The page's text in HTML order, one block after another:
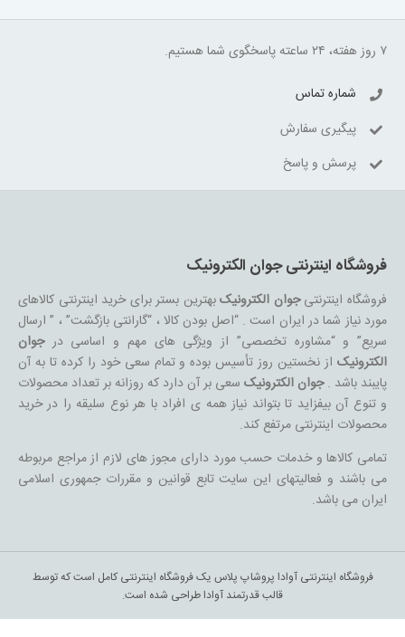
۷ روز هفته، ۲۴ ساعته پاسخگوی شما هستیم.
شماره تماس
پیگیری سفارش
پرسش و پاسخ
فروشگاه اینترنتی جوان الکترونیک
فروشگاه اینترنتیجوان الکترونیکبهترین بستر برای خرید اینترنتی کالاهای
مورد نیاز شما در ایران است . “اصل بودن کالا ، “گارانتی بازگشت” ، ” ارسال
سریع” و “مشاوره تخصصی” از ویژگی های مهم و اساسی درجوان
الکترونیکاز نخستین روز تأسیس بوده و تمام سعی خود را کرده تا به آن
پایبند باشد .جوان الکترونیکسعی بر آن دارد که روزانه بر تعداد محصولات
و تنوع آن بیفزاید تا بتواند نیاز همه ی افراد با هر نوع سلیقه را در خرید
محصولات اینترنتی مرتفع کند.
تمامی کالاها و خدمات حسب مورد دارای مجوز های لازم از مراجع مربوطه
می باشند و فعالیتهای این سایت تابع قوانین و مقررات جمهوری اسلامی
ایران می باشد.
فروشگاه اینترنتی آوادا پروشاپ پلاس یک فروشگاه اینترنتی کامل است که توسط
قالب قدرتمند آوادا طراحی شده است.